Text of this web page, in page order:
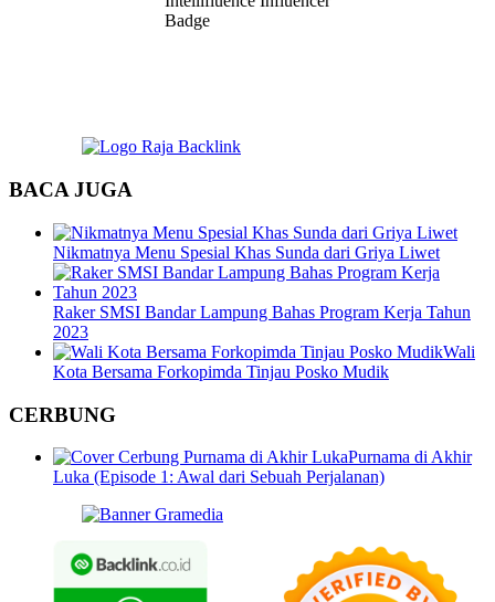
BACA JUGA
Nikmatnya Menu Spesial Khas Sunda dari Griya Liwet
Raker SMSI Bandar Lampung Bahas Program Kerja Tahun
2023
Wali
Kota Bersama Forkopimda Tinjau Posko Mudik
CERBUNG
Purnama di Akhir
Luka (Episode 1: Awal dari Sebuah Perjalanan)